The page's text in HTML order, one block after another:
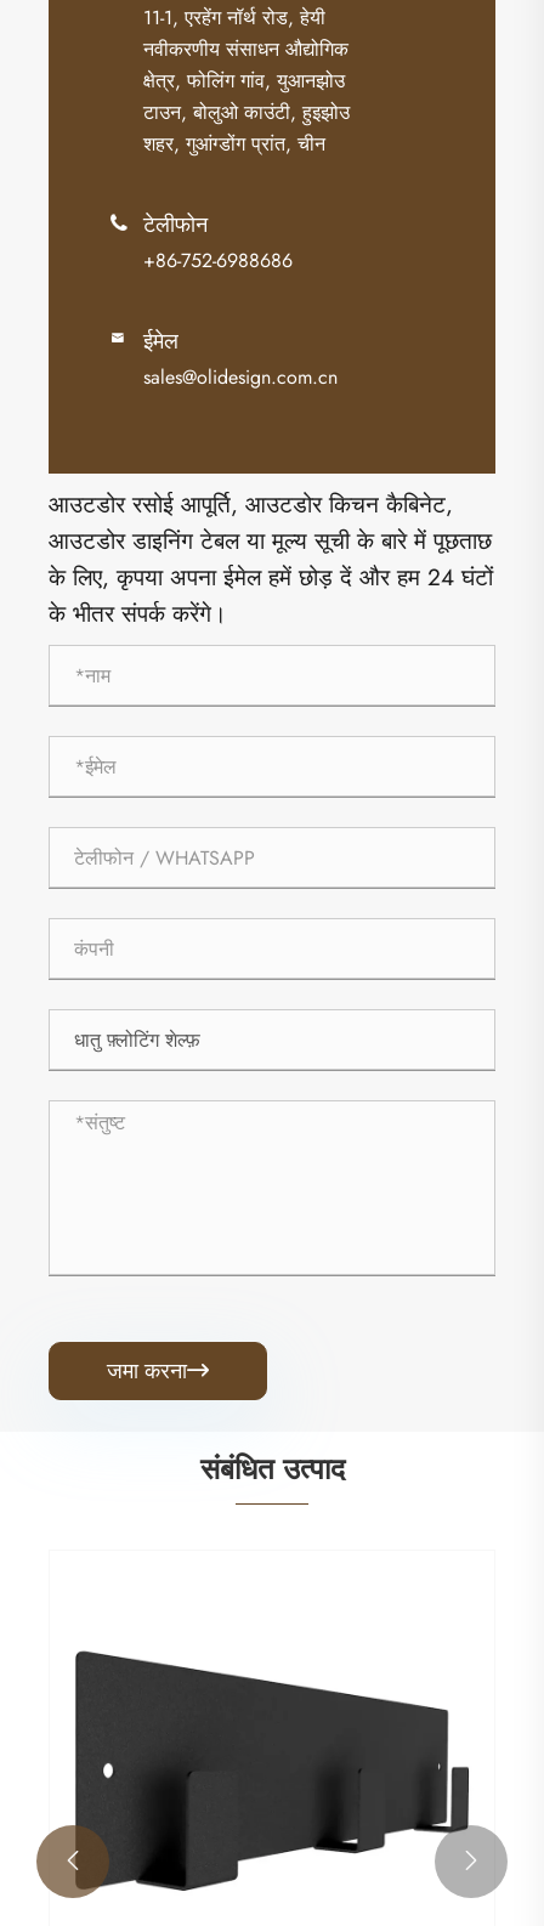
11-1, एरहेंग नॉर्थ रोड, हेयी
नवीकरणीय संसाधन औद्योगिक
क्षेत्र, फोलिंग गांव, युआनझोउ
टाउन, बोलुओ काउंटी, हुइझोउ
शहर, गुआंग्डोंग प्रांत, चीन
 टेलीफोन
+86-752-6988686
 ईमेल
sales@olidesign.com.cn
आउटडोर रसोई आपूर्ति, आउटडोर किचन कैबिनेट,
आउटडोर डाइनिंग टेबल या मूल्य सूची के बारे में पूछताछ
के लिए, कृपया अपना ईमेल हमें छोड़ दें और हम 24 घंटों
के भीतर संपर्क करेंगे।
जमा करना
संबंधित उत्पाद
 